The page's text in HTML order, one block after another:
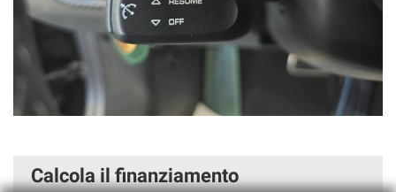
Calcola il finanziamento